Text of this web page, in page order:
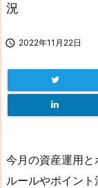
況
 2022年11月22日
今月の資産運用
ルールやポイン